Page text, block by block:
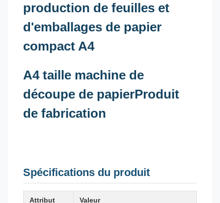
production de feuilles et
d'emballages de papier
compact A4
A4 taille machine de
découpe de papierProduit
de fabrication
Spécifications du produit
Attribut Valeur